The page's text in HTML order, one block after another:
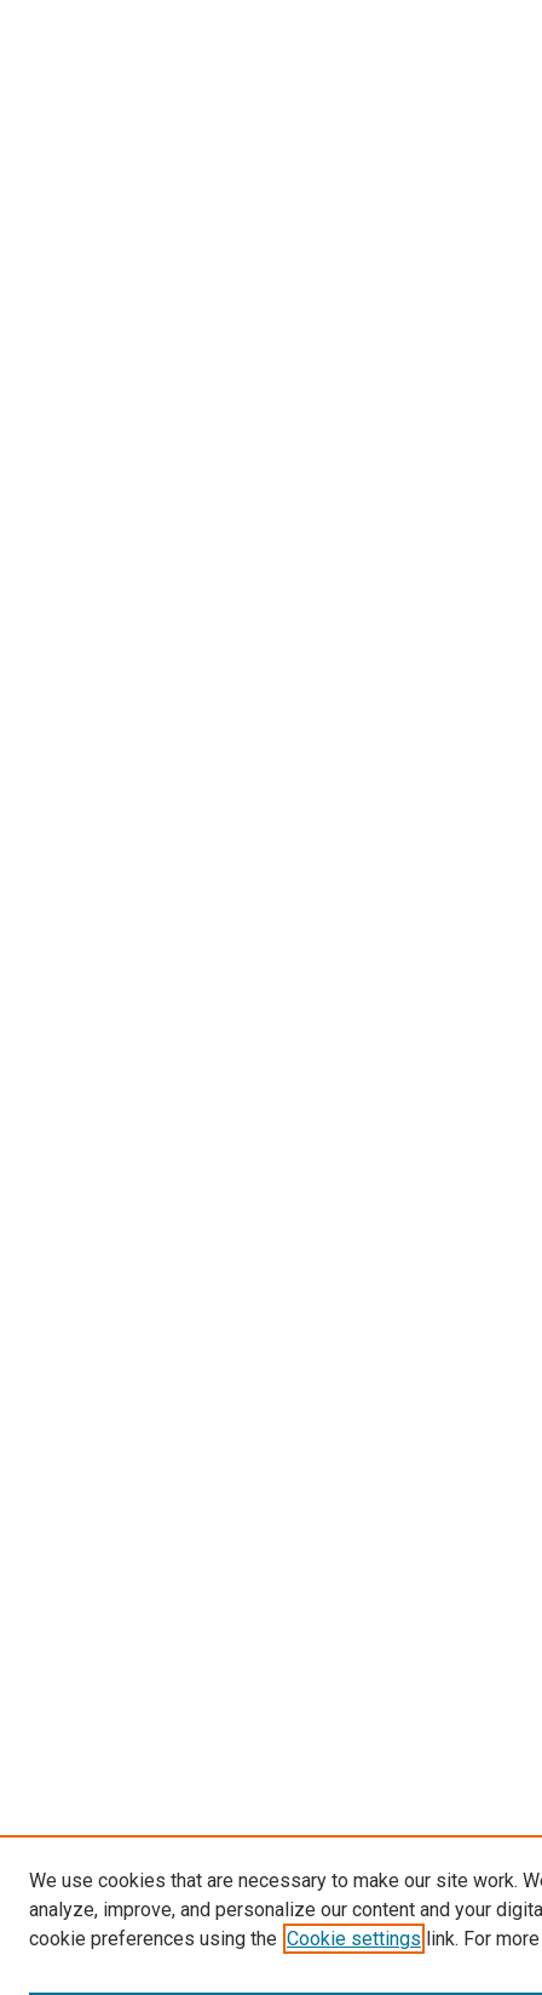
We use cookies that are necessary to make our site work.
analyze, improve, and personalize our content and your
cookie preferences using the Cookie settings link. For